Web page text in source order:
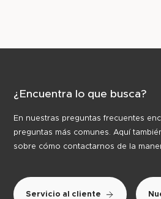
¿Encuentra lo que busca?
En nuestras preguntas frecuentes
preguntas más comunes. Aquí
sobre cómo contactarnos de la
Servicio al cliente